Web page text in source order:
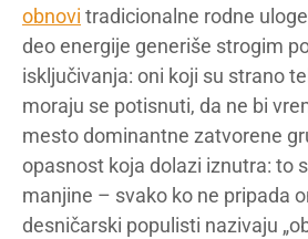
obnovi tradicionalne rodne
deo energije generiše strogim
isključivanja: oni koji su strano
moraju se potisnuti, da ne bi
mesto dominantne zatvorene
opasnost koja dolazi iznutra: to
manjine – svako ko ne pripada
desničarski populisti nazivaju